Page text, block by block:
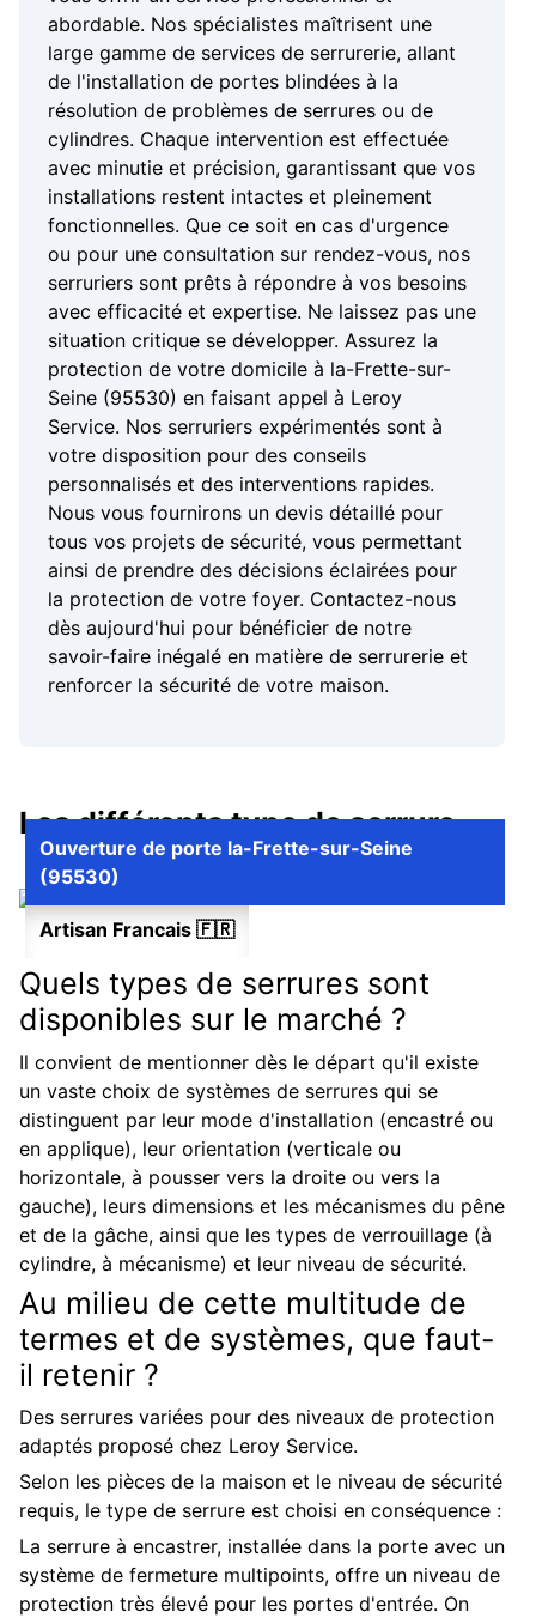
abordable. Nos spécialistes maîtrisent une
large gamme de services de serrurerie, allant
de l'installation de portes blindées à la
résolution de problèmes de serrures ou de
cylindres. Chaque intervention est effectuée
avec minutie et précision, garantissant que vos
installations restent intactes et pleinement
fonctionnelles. Que ce soit en cas d'urgence
ou pour une consultation sur rendez-vous, nos
serruriers sont prêts à répondre à vos besoins
avec efficacité et expertise. Ne laissez pas une
situation critique se développer. Assurez la
protection de votre domicile à la-Frette-sur-
Seine (95530) en faisant appel à Leroy
Service. Nos serruriers expérimentés sont à
votre disposition pour des conseils
personnalisés et des interventions rapides.
Nous vous fournirons un devis détaillé pour
tous vos projets de sécurité, vous permettant
ainsi de prendre des décisions éclairées pour
la protection de votre foyer. Contactez-nous
dès aujourd'hui pour bénéficier de notre
savoir-faire inégalé en matière de serrurerie et
renforcer la sécurité de votre maison.
Les différents type de serrure
Artisan Francais 🇫🇷
Ouverture de porte la-Frette-sur-Seine
(95530)
Quels types de serrures sont
disponibles sur le marché ?
Il convient de mentionner dès le départ qu'il existe
un vaste choix de systèmes de serrures qui se
distinguent par leur mode d'installation (encastré ou
en applique), leur orientation (verticale ou
horizontale, à pousser vers la droite ou vers la
gauche), leurs dimensions et les mécanismes du pêne
et de la gâche, ainsi que les types de verrouillage (à
cylindre, à mécanisme) et leur niveau de sécurité.
Au milieu de cette multitude de
termes et de systèmes, que faut-
il retenir ?
Des serrures variées pour des niveaux de protection
adaptés proposé chez Leroy Service.
Selon les pièces de la maison et le niveau de sécurité
requis, le type de serrure est choisi en conséquence :
La serrure à encastrer, installée dans la porte avec un
système de fermeture multipoints, offre un niveau de
protection très élevé pour les portes d'entrée. On